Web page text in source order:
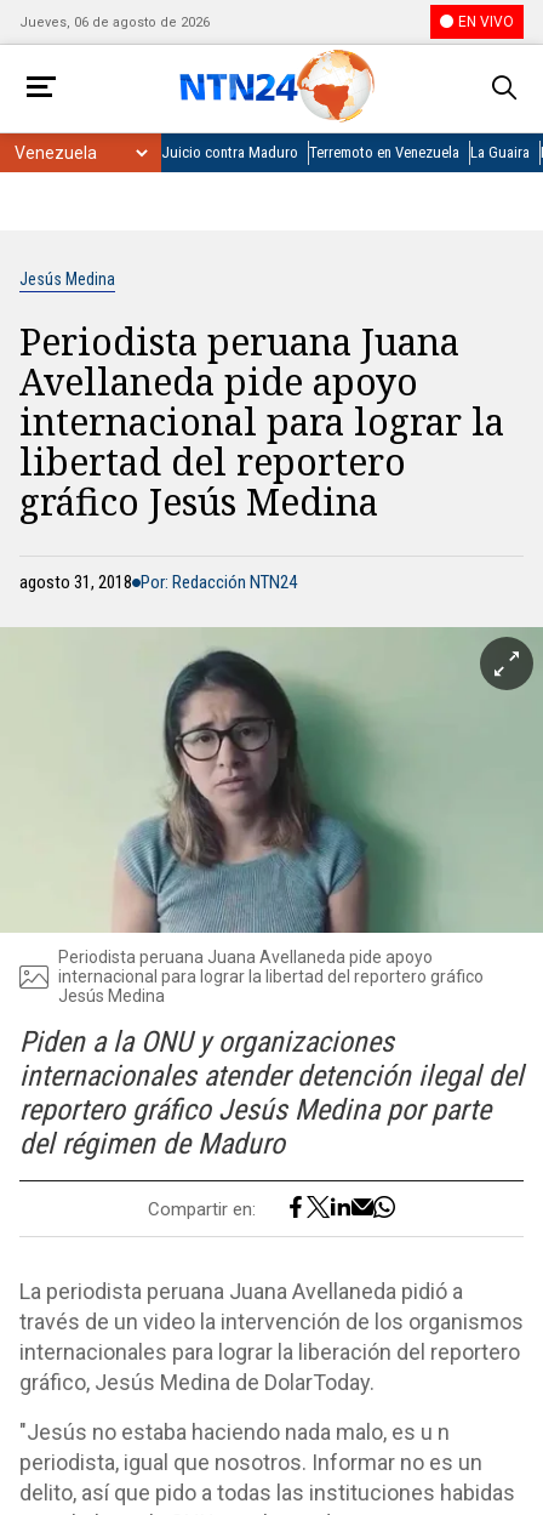
Jueves, 06 de agosto de 2026 EN VIVO
Juicio contra Maduro Terremoto en Venezuela La Guaira
Jesús Medina
Periodista peruana Juana
Avellaneda pide apoyo
internacional para lograr la
libertad del reportero
gráfico Jesús Medina
agosto 31, 2018 Por: Redacción NTN24
Periodista peruana Juana Avellaneda pide apoyo
internacional para lograr la libertad del reportero gráfico
Jesús Medina
Piden a la ONU y organizaciones
internacionales atender detención ilegal del
reportero gráfico Jesús Medina por parte
del régimen de Maduro
Compartir en:
La periodista peruana Juana Avellaneda pidió a
través de un video la intervención de los organismos
internacionales para lograr la liberación del reportero
gráfico, Jesús Medina de DolarToday.
"Jesús no estaba haciendo nada malo, es u n
periodista, igual que nosotros. Informar no es un
delito, así que pido a todas las instituciones habidas